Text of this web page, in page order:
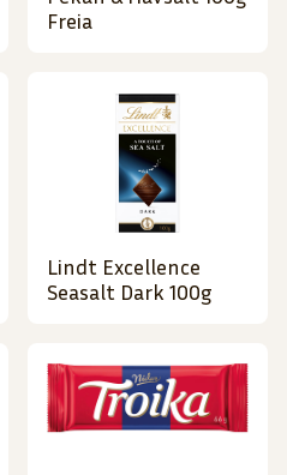
Freia
Lindt Excellence
Seasalt Dark 100g